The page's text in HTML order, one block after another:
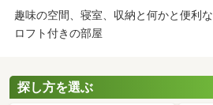
趣味の空間、寝室、収納と何かと便利な
ロフト付きの部屋
探し方を選ぶ